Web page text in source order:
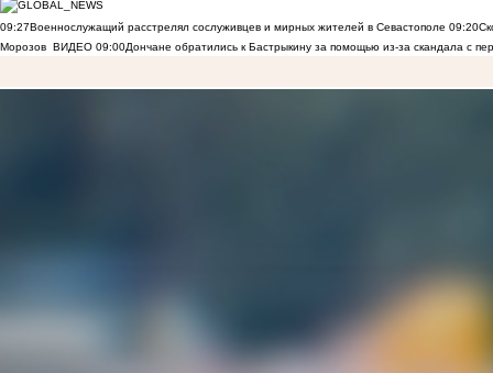
09:27Военнослужащий расстрелял сослуживцев и мирных жителей в Севастополе 09:20
Морозов ВИДЕО 09:00Дончане обратились к Бастрыкину за помощью из-за скандала с